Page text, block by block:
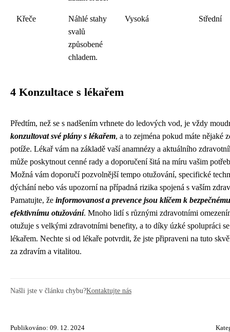
Křeče
Náhlé stahy
svalů
způsobené
chladem.
Vysoká Střední
4 Konzultace s lékařem
Předtím, než se s nadšením vrhnete do ledových vod, je vždy
konzultovat své plány s lékařem, a to zejména pokud máte nějaké
potíže. Lékař vám na základě vaší anamnézy a aktuálního
může poskytnout cenné rady a doporučení šitá na míru vašim
Možná vám doporučí pozvolnější tempo otužování, specifické
dýchání nebo vás upozorní na případná rizika spojená s vaším
Pamatujte, že informovanost a prevence jsou klíčem k
efektivnímu otužování. Mnoho lidí s různými zdravotními
otužuje s velkými zdravotními benefity, a to díky úzké spolupráci
lékařem. Nechte si od lékaře potvrdit, že jste připraveni na tuto
za zdravím a vitalitou.
Našli jste v článku chybu?Kontaktujte nás
Publikováno: 09. 12. 2024